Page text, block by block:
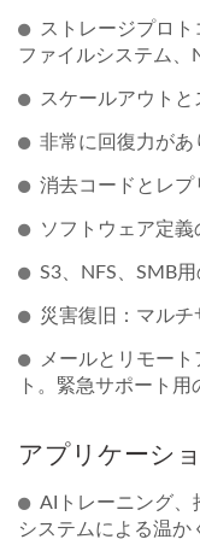
ストレージプロト
ファイルシステム、
スケールアウト
非常に回復力があ
消去コードとレプ
ソフトウェア定義
S3、NFS、SMB
災害復旧：マル
メールとリモー
ト。緊急サポート
アプリケーシ
AIトレーニング、
システムによる温か